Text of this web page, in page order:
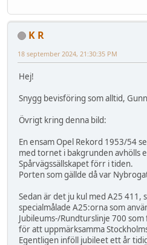
K R
18 september 2024, 21:30:35 PM
Hej!
Snygg bevisföring som alltid,
Övrigt kring denna bild:
En ensam Opel Rekord 1953/54
med tornet i bakgrunden avhölls
Spårvägssällskapet förr i tiden.
Porten som gällde då var
Sedan är det ju kul med A25 411,
specialmålade A25:orna som
Jubileums-/Rundturslinje 700
för att uppmärksamma
Egentligen inföll jubileet ett år